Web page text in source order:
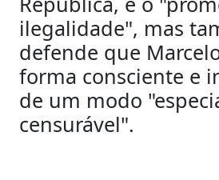
ilegalidade", mas
defende que
forma consciente e
de um modo
censurável".